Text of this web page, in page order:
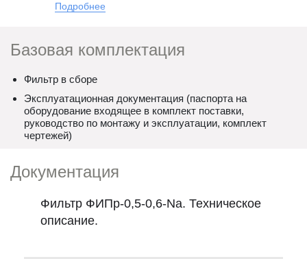
Подробнее
Базовая комплектация
Фильтр в сборе
Эксплуатационная документация (паспорта на
оборудование входящее в комплект поставки,
руководство по монтажу и эксплуатации, комплект
чертежей)
Документация
Фильтр ФИПр-0,5-0,6-Na. Техническое
описание.